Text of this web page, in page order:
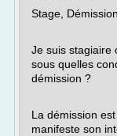
Stage, Démission
Je suis stagiaire
sous quelles
démission ?
La démission
manifeste son